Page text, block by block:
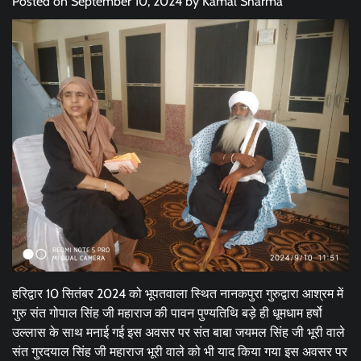
हरिद्वार 10 सितंबर 2024 को भूपतवाला स्थित नानकपुरा गुरुद्वारा आश्रम में
गुरु संत गोपाल सिंह जी महाराज की पावन पुण्यतिथि बड़े ही धूमधाम हर्षो
उल्लास के साथ मनाई गई इस अवसर पर संत बाबा जयमल सिंह जी भूरी वाले
संत गुरदयाल सिंह जी महाराज भूरी वाले को भी याद किया गया इस अवसर पर